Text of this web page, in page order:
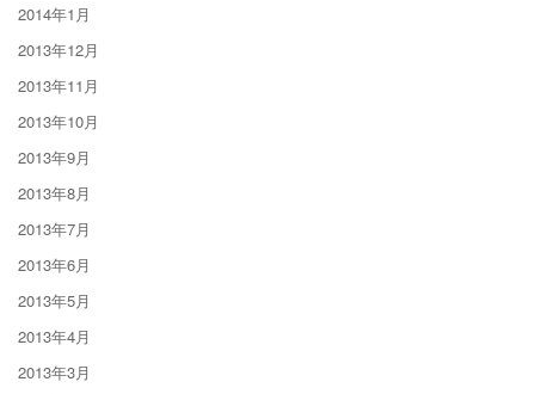
2014年1月
2013年12月
2013年11月
2013年10月
2013年9月
2013年8月
2013年7月
2013年6月
2013年5月
2013年4月
2013年3月